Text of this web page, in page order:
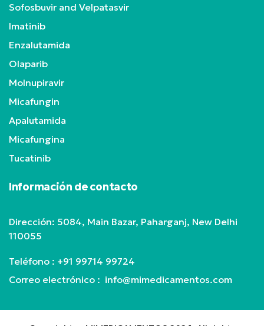
Sofosbuvir and Velpatasvir
Imatinib
Enzalutamida
Olaparib
Molnupiravir
Micafungin
Apalutamida
Micafungina
Tucatinib
Información de contacto
Dirección: 5084, Main Bazar, Paharganj, New Delhi
110055
Teléfono : +91 99714 99724
Correo electrónico : info@mimedicamentos.com